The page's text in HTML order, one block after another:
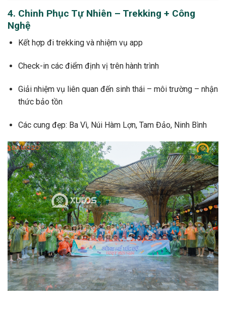
4. Chinh Phục Tự Nhiên – Trekking + Công
Nghệ
Kết hợp đi trekking và nhiệm vụ app
Check-in các điểm định vị trên hành trình
Giải nhiệm vụ liên quan đến sinh thái – môi trường – nhận
thức bảo tồn
Các cung đẹp: Ba Vì, Núi Hàm Lợn, Tam Đảo, Ninh Bình